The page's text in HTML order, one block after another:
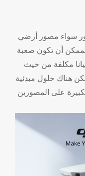
سواء مصور أرضي
أن تكون صعبة
مكلفة من حيث
هناك حلول مبدئية